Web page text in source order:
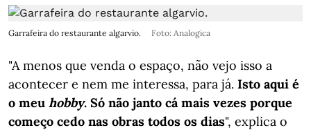
Garrafeira do restaurante algarvio. Foto: Analogica
"A menos que venda o espaço, não vejo isso a
acontecer e nem me interessa, para já. Isto aqui é
o meu hobby. Só não janto cá mais vezes porque
começo cedo nas obras todos os dias", explica o